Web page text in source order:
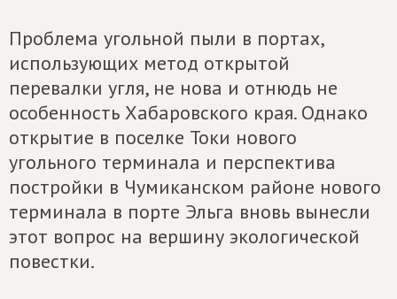
Проблема угольной пыли в портах,
использующих метод открытой
перевалки угля, не нова и отнюдь не
особенность Хабаровского края. Однако
открытие в поселке Токи нового
угольного терминала и перспектива
постройки в Чумиканском районе нового
терминала в порте Эльга вновь вынесли
этот вопрос на вершину экологической
повестки.